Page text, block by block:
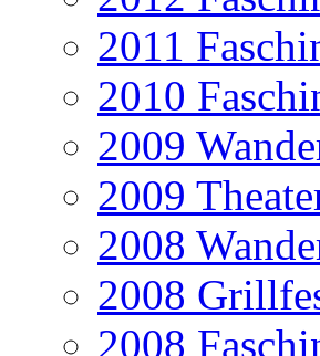
2011
2010
2009
2009
2008
2008
2008